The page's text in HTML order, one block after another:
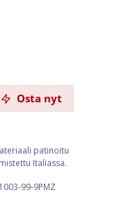
Osta nyt
patinoitu
Italiassa.
99-9PMZ